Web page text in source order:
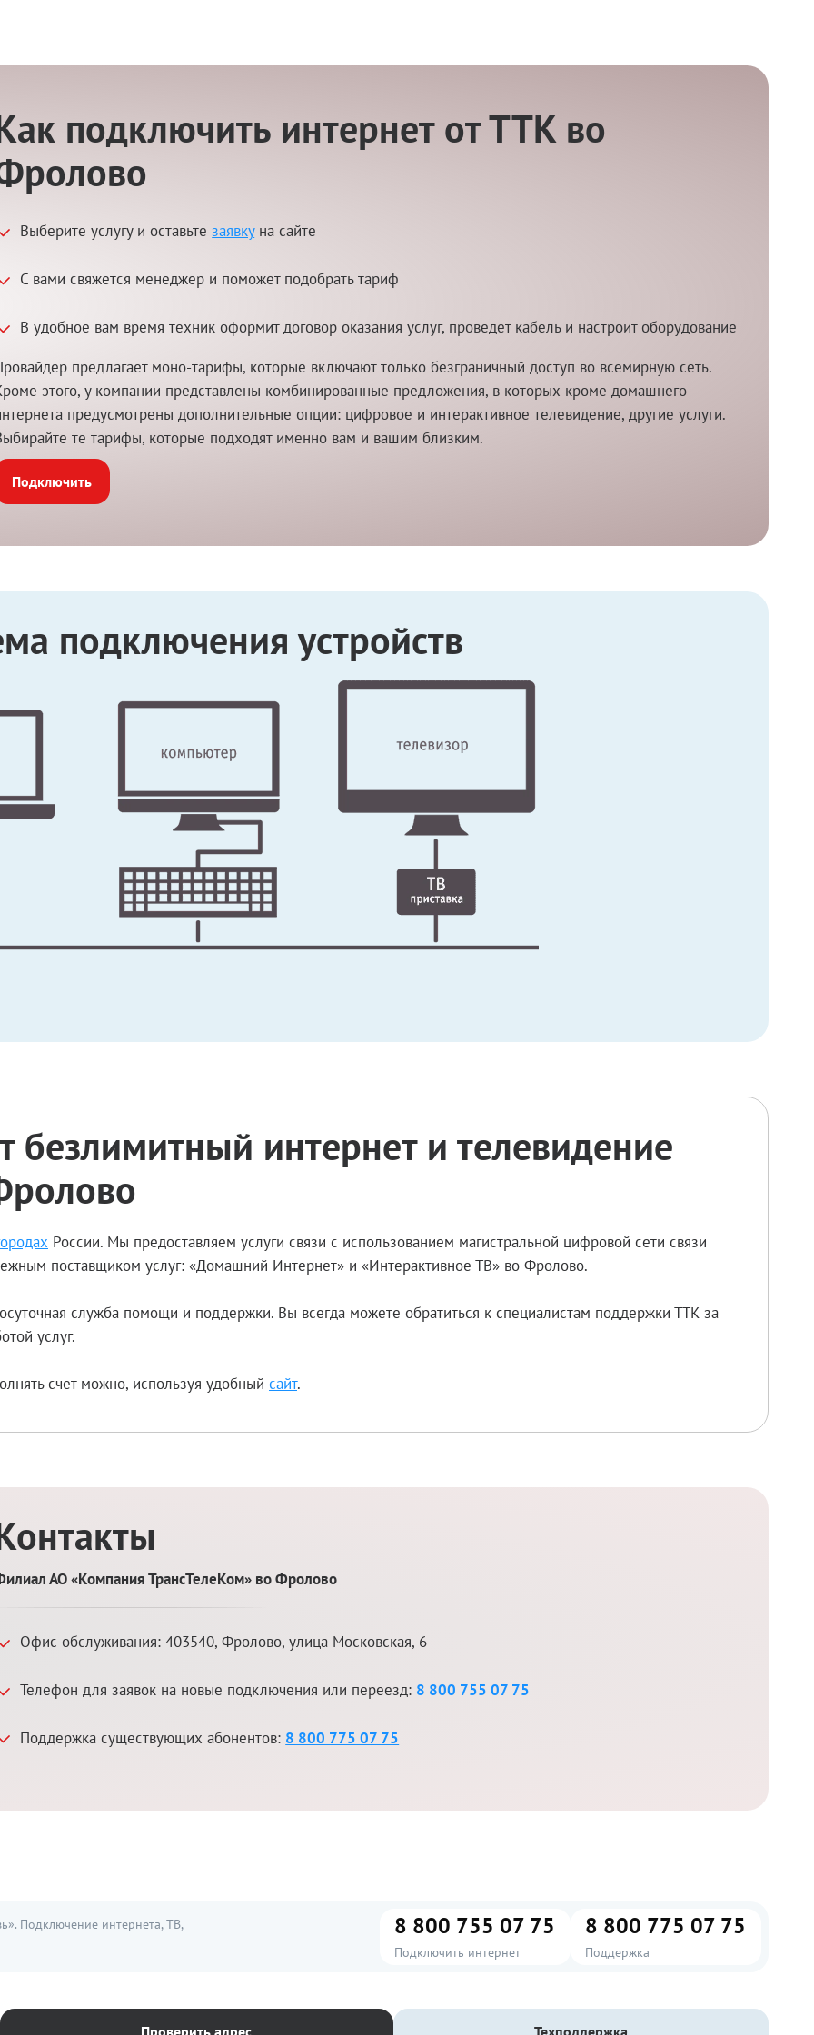
подключить интернет от ТТК во
Выберите услугу и оставьтезаявкуна сайте
С вами свяжется менеджер и поможет подобрать тариф
В удобное вам время техник оформит договор оказания услуг, проведет кабель и настроит оборудование
предлагает моно-тарифы, которые включают только безграничный доступ во всемирную сеть.
этого, у компании представлены комбинированные предложения, в которых кроме домашнего
предусмотрены дополнительные опции: цифровое и интерактивное телевидение, другие услуги.
те тарифы, которые подходят именно вам и вашим близким.
Подключить
подключения устройств
интернет и телевидение
России. Мы предоставляем услуги связи с использованием магистральной цифровой сети связи
поставщиком услуг: «Домашний Интернет» и «Интерактивное ТВ» во Фролово.
служба помощи и поддержки. Вы всегда можете обратиться к специалистам поддержки ТТК за
услуг.
счет можно, используя удобный сайт.
АО «Компания ТрансТелеКом» во Фролово
Офис обслуживания:403540,Фролово,улица Московская, 6
Телефон для заявок на новые подключения или переезд: 8 800 755 07 75
Поддержка существующих абонентов: 8 800 775 07 75
Подключение интернета, ТВ, 8 800 755 07 75
Подключить интернет
8 800 775 07 75
Поддержка